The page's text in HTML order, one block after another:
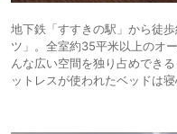
地下鉄「すすきの駅」から徒
ツ」。全室約35平米以上のオ
んな広い空間を独り占めでき
ットレスが使われたベッドは